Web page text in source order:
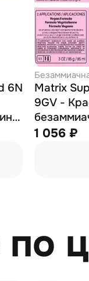
6N
Matrix
9GV -
блондин
1 056 ₽